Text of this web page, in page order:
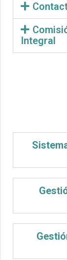
Integral